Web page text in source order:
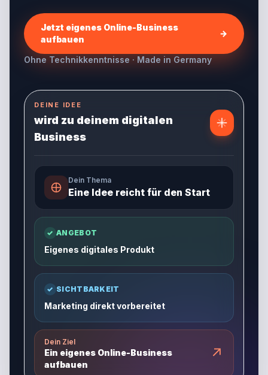
Jetzt eigenes Online-Business
aufbauen
→
Ohne Technikkenntnisse · Made in Germany
DEINE IDEE
wird zu deinem digitalen
Business
Dein Thema
Eine Idee reicht für den Start
✓ ANGEBOT
Eigenes digitales Produkt
✓ SICHTBARKEIT
Marketing direkt vorbereitet
Dein Ziel
Ein eigenes Online-Business
aufbauen
↗